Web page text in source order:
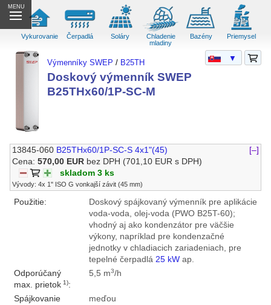
MENU
Vykurovanie Čerpadlá Soláry
Chladenie
mladiny
Bazény Priemysel
Výmenníky SWEP / B25TH
Doskový výmenník SWEP
B25THx60/1P-SC-M
13845-060 B25THx60/1P-SC-S 4x1"(45)
[–]
Cena:570,00 EUR bez DPH (701,10 EUR s DPH)
skladom 3 ks
Vývody: 4x 1" ISO G vonkajší závit (45 mm)
Použitie:
Doskový spájkovaný výmenník pre aplikácie
voda-voda, olej-voda (PWO B25T-60);
vhodný aj ako kondenzátor pre väčšie
výkony, napríklad pre kondenzačné
jednotky v chladiacich zariadeniach, pre
tepelné čerpadlá 25 kWap.
Odporúčaný
max. prietok1):
5,5 m3/h
Spájkovanie
meďou
▼